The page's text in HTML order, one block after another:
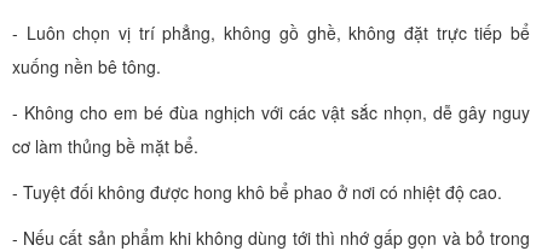
- Luôn chọn vị trí phẳng, không gồ ghề, không đặt trực tiếp bể
xuống nền bê tông.
- Không cho em bé đùa nghịch với các vật sắc nhọn, dễ gây nguy
cơ làm thủng bề mặt bể.
- Tuyệt đối không được hong khô bể phao ở nơi có nhiệt độ cao.
- Nếu cất sản phẩm khi không dùng tới thì nhớ gấp gọn và bỏ trong